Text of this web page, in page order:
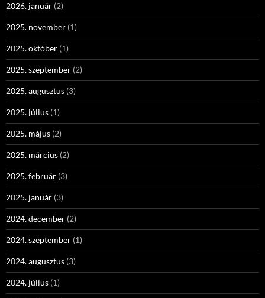
2026. január (2)
2025. november (1)
2025. október (1)
2025. szeptember (2)
2025. augusztus (3)
2025. július (1)
2025. május (2)
2025. március (2)
2025. február (3)
2025. január (3)
2024. december (2)
2024. szeptember (1)
2024. augusztus (3)
2024. július (1)